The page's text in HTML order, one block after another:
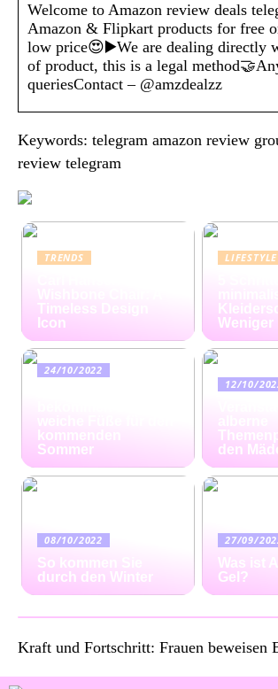
Welcome to Amazon review deals
Amazon & Flipkart products for free
low price😍▶️We are dealing directly
of product, this is a legal
queriesContact – @amzdealzz
Keywords: telegram amazon review
review telegram
TRENDS
Timeless Design
Icon
LIFESTYLE
Weniger
24/10/2022
kommenden
Sommer
12/10/
den
08/10/2022
So kommen Sie
durch den Winter
27/09/
Was ist
Gel?
Kraft und Fortschritt: Frauen beweisen